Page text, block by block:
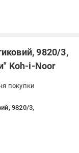
9820/3,
Koh-i-Noor
покупки
9820/3,